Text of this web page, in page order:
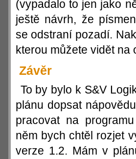
(vypadalo to jen jako
ještě návrh, že
se odstraní pozadí.
kterou můžete vidět na
Závěr
To by bylo k S&V
plánu dopsat
pracovat na
něm bych chtěl rozjet
verze 1.2. Mám v